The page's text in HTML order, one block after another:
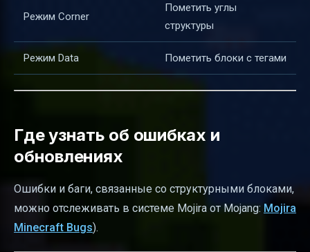
Режим Corner
Пометить углы
структуры
Режим Data Пометить блоки с тегами
Где узнать об ошибках и
обновлениях
Ошибки и баги, связанные со структурными блоками,
можно отслеживать в системе Mojira от Mojang: Mojira
Minecraft Bugs).